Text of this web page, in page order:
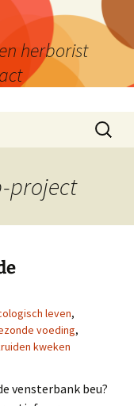
herborist
Search
for:
project
leven,
voeding,
kweken
vensterbank beu?